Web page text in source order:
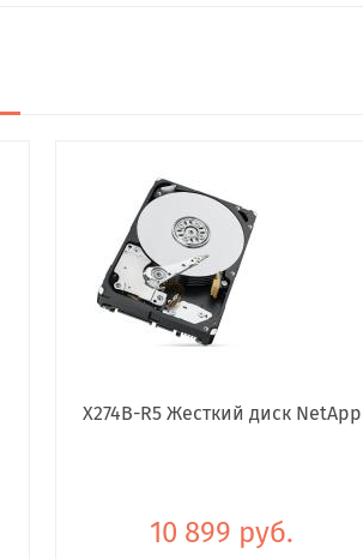
X274B-R5 Жесткий диск NetApp
10 899 руб.